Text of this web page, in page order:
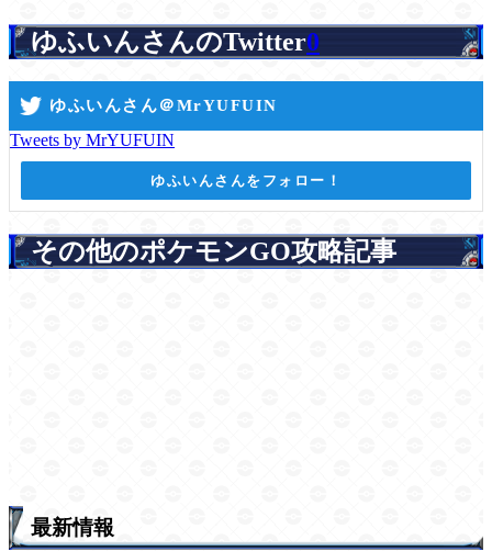
ゆふいんさんのTwitter0
ゆふいんさん＠MrYUFUIN
Tweets by MrYUFUIN
ゆふいんさんをフォロー！
その他のポケモンGO攻略記事
最新情報